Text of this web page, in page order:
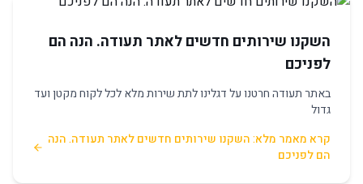
השקנו שירותים חדשים לאתר תעודה. הנה הם
לפניכם
באתר תעודה חרטנו על דגלינו לתת שירות מלא לכל לקוח מקטן ועד
גדול
קרא מאמר מלא: השקנו שירותים חדשים לאתר תעודה. הנה
הם לפניכם